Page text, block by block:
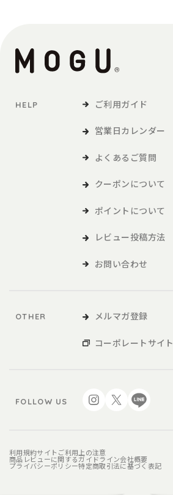
HELP ご利用ガイド
営業日カレンダー
よくあるご質問
クーポンについて
ポイントについて
レビュー投稿方法
お問い合わせ
OTHER メルマガ登録
コーポレートサイト
FOLLOW US
利用規約サイトご利用上の注意
商品レビューに関するガイドライン会社概要
プライバシーポリシー特定商取引法に基づく表記